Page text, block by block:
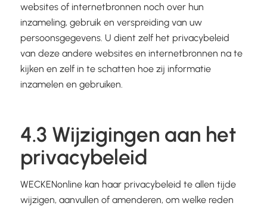
websites of internetbronnen noch over hun
inzameling, gebruik en verspreiding van uw
persoonsgegevens. U dient zelf het privacybeleid
van deze andere websites en internetbronnen na te
kijken en zelf in te schatten hoe zij informatie
inzamelen en gebruiken.
4.3 Wijzigingen aan het
privacybeleid
WECKENonline kan haar privacybeleid te allen tijde
wijzigen, aanvullen of amenderen, om welke reden